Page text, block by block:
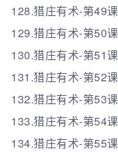
128.猎庄有术-第49
129.猎庄有术-第50
130.猎庄有术-第51
131.猎庄有术-第52
132.猎庄有术-第53
133.猎庄有术-第54
134.猎庄有术-第55